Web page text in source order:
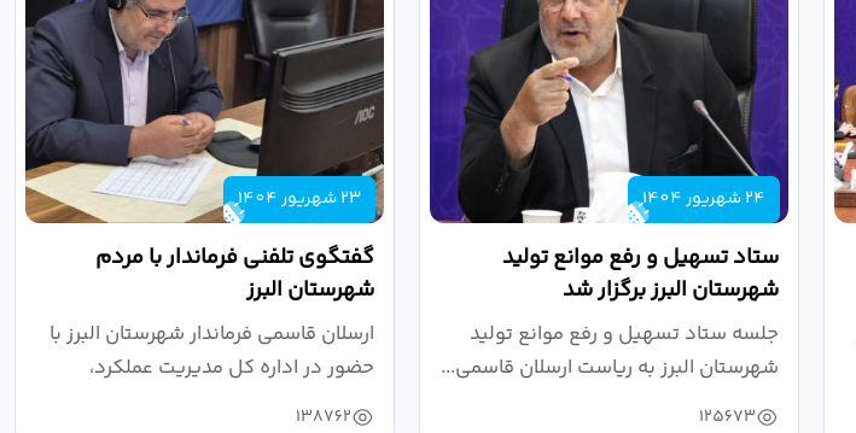
24 شهریور 1404
ستاد تسهیل و رفع موانع تولید
شهرستان البرز برگزار شد
جلسه ستاد تسهیل و رفع موانع تولید
شهرستان البرز به ریاست ارسلان قاسمی...
125673
23 شهریور 1404
گفتگوی تلفنی فرماندار با مردم
شهرستان البرز
ارسلان قاسمی فرماندار شهرستان البرز با
حضور در اداره کل مدیریت عملکرد،
بازرسی...
138762